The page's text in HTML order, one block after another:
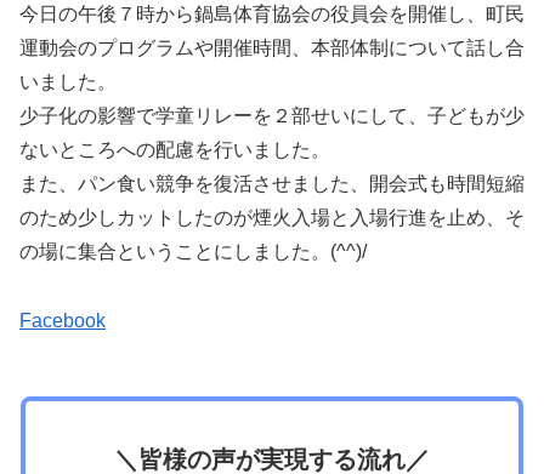
今日の午後７時から鍋島体育協会の役員会を開催し、町民
運動会のプログラムや開催時間、本部体制について話し合
いました。
少子化の影響で学童リレーを２部せいにして、子どもが少
ないところへの配慮を行いました。
また、パン食い競争を復活させました、開会式も時間短縮
のため少しカットしたのが煙火入場と入場行進を止め、そ
の場に集合ということにしました。(^^)/
Facebook
＼皆様の声が実現する流れ／